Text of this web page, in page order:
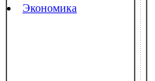
Экономика